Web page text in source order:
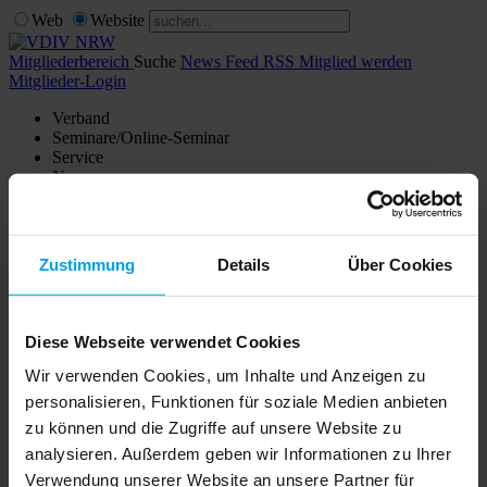
Zustimmung Details Über Cookies
Diese Webseite verwendet Cookies
Wir verwenden Cookies, um Inhalte und Anzeigen zu
personalisieren, Funktionen für soziale Medien anbieten
zu können und die Zugriffe auf unsere Website zu
analysieren. Außerdem geben wir Informationen zu Ihrer
Verwendung unserer Website an unsere Partner für
Web Website
Mitgliederbereich Suche News Feed RSS Mitglied werden
Mitglieder-Login
Verband
Seminare/Online-Seminar
Service
News
Verwaltersuche
Mitglieder Login
Noch kein Mitglied?
Hier erhalten Sie weitere Infos zurMitgliedschaft im VDIV NRW
Mitgliederbereich Mitglied werden
Verband